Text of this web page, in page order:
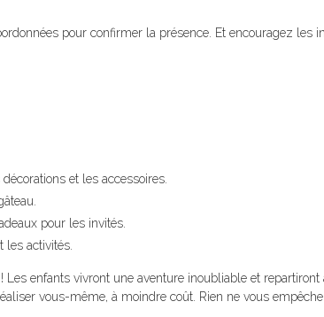
pour confirmer la présence. Et encouragez les
et les accessoires.
pour les invités.
les activités.
enfants vivront une aventure inoubliable et repartiront
vous-même, à moindre coût. Rien ne vous empêche